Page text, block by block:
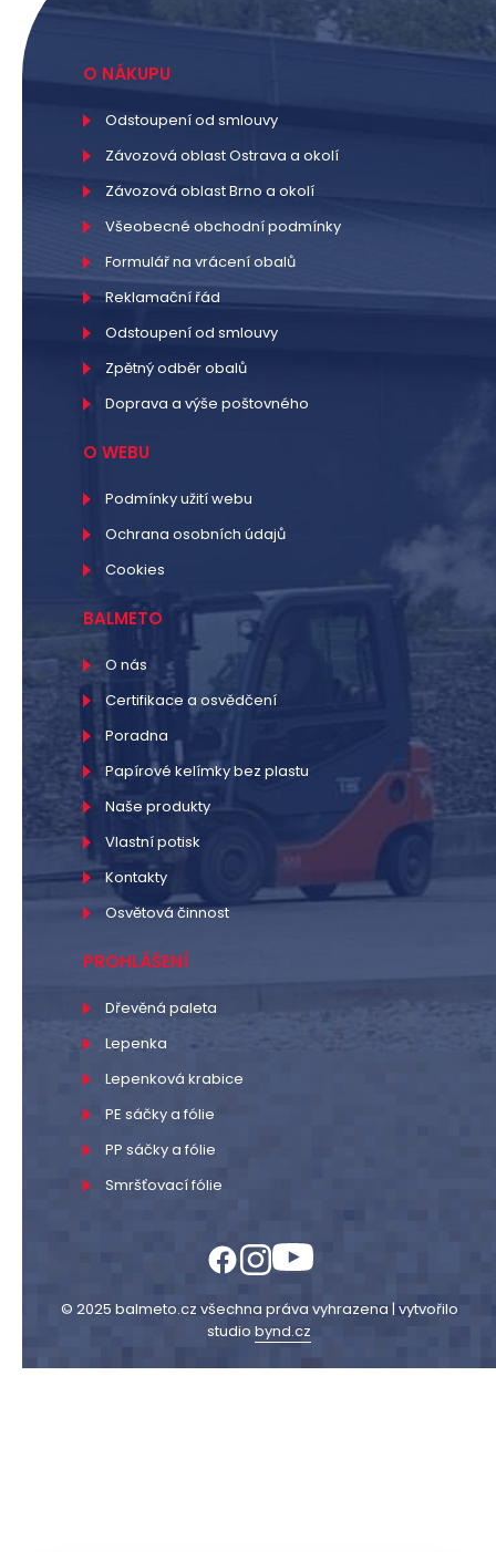
O NÁKUPU
Odstoupení od smlouvy
Závozová oblast Ostrava a okolí
Závozová oblast Brno a okolí
Všeobecné obchodní podmínky
Formulář na vrácení obalů
Reklamační řád
Odstoupení od smlouvy
Zpětný odběr obalů
Doprava a výše poštovného
O WEBU
Podmínky užití webu
Ochrana osobních údajů
Cookies
BALMETO
O nás
Certifikace a osvědčení
Poradna
Papírové kelímky bez plastu
Naše produkty
Vlastní potisk
Kontakty
Osvětová činnost
PROHLÁŠENÍ
Dřevěná paleta
Lepenka
Lepenková krabice
PE sáčky a fólie
PP sáčky a fólie
Smršťovací fólie
© 2025 balmeto.cz všechna práva vyhrazena | vytvořilo
studio bynd.cz